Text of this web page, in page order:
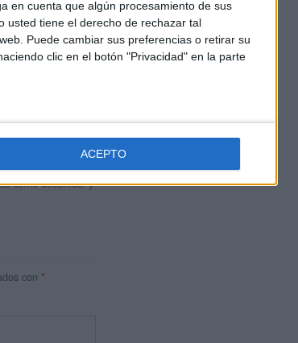
en cuenta que algún procesamiento de sus
usted tiene el derecho de rechazar tal
Puede cambiar sus preferencias o retirar su
clic en el botón "Privacidad" en la parte
ACEPTO
Ginés y
encontramos
como docentes, y
con *